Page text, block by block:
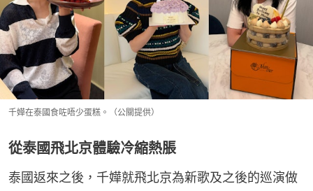
千嬅在泰國食咗唔少蛋糕。（公關提供）
從泰國飛北京體驗冷縮熱脹
泰國返來之後，千嬅就飛北京為新歌及之後的巡演做